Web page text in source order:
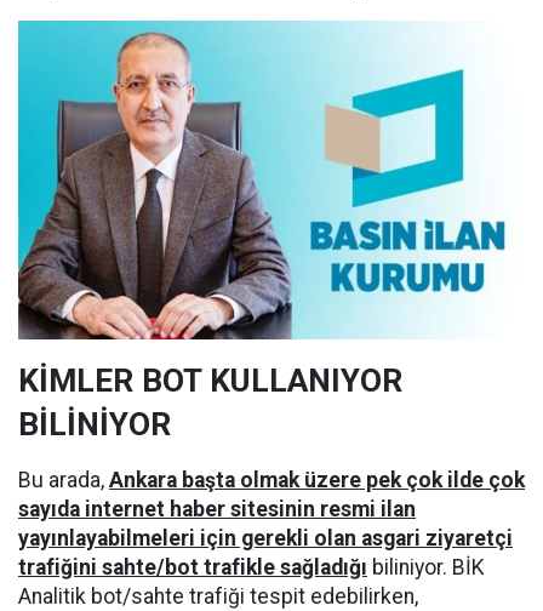
KİMLER BOT KULLANIYOR
BİLİNİYOR
Bu arada, Ankara başta olmak üzere pek çok ilde çok
sayıda internet haber sitesinin resmi ilan
yayınlayabilmeleri için gerekli olan asgari ziyaretçi
trafiğini sahte/bot trafikle sağladığı biliniyor. BİK
Analitik bot/sahte trafiği tespit edebilirken,